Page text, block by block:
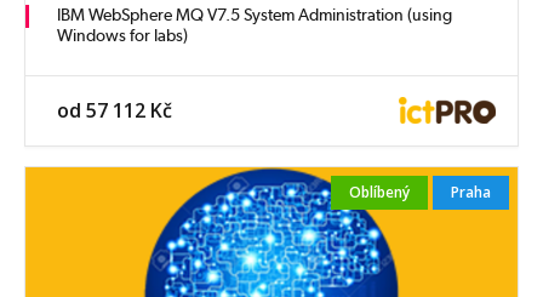
IBM WebSphere MQ V7.5 System Administration (using
Windows for labs)
od 57 112 Kč
Oblíbený Praha